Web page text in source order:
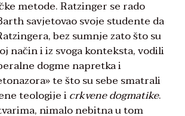
metode. Ratzinger se rado
savjetovao svoje studente da
bez sumnje zato što su
način i iz svoga konteksta, vodili
dogme napretka i
te što su sebe smatrali
teologije icrkvene dogmatike.
nimalo nebitna u tom